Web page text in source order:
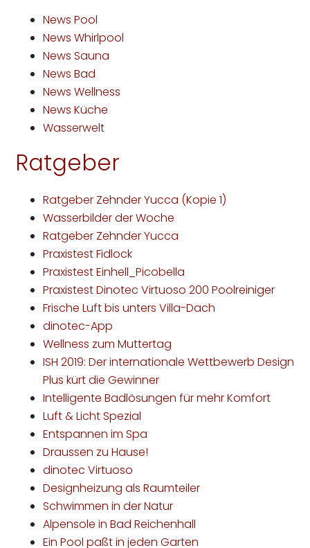
News Pool
News Whirlpool
News Sauna
News Bad
News Wellness
News Küche
Wasserwelt
Ratgeber
Ratgeber Zehnder Yucca (Kopie 1)
Wasserbilder der Woche
Ratgeber Zehnder Yucca
Praxistest Fidlock
Praxistest Einhell_Picobella
Praxistest Dinotec Virtuoso 200 Poolreiniger
Frische Luft bis unters Villa-Dach
dinotec-App
Wellness zum Muttertag
ISH 2019: Der internationale Wettbewerb Design
Plus kürt die Gewinner
Intelligente Badlösungen für mehr Komfort
Luft & Licht Spezial
Entspannen im Spa
Draussen zu Hause!
dinotec Virtuoso
Designheizung als Raumteiler
Schwimmen in der Natur
Alpensole in Bad Reichenhall
Ein Pool paßt in jeden Garten